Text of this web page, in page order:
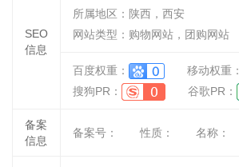
SEO
信息
所属地区：陕西，西安
网站类型：购物网站，团购网站
百度权重：
移动权重：
搜狗PR：
谷歌PR：
备案
信息
备案号： 性质： 名称：